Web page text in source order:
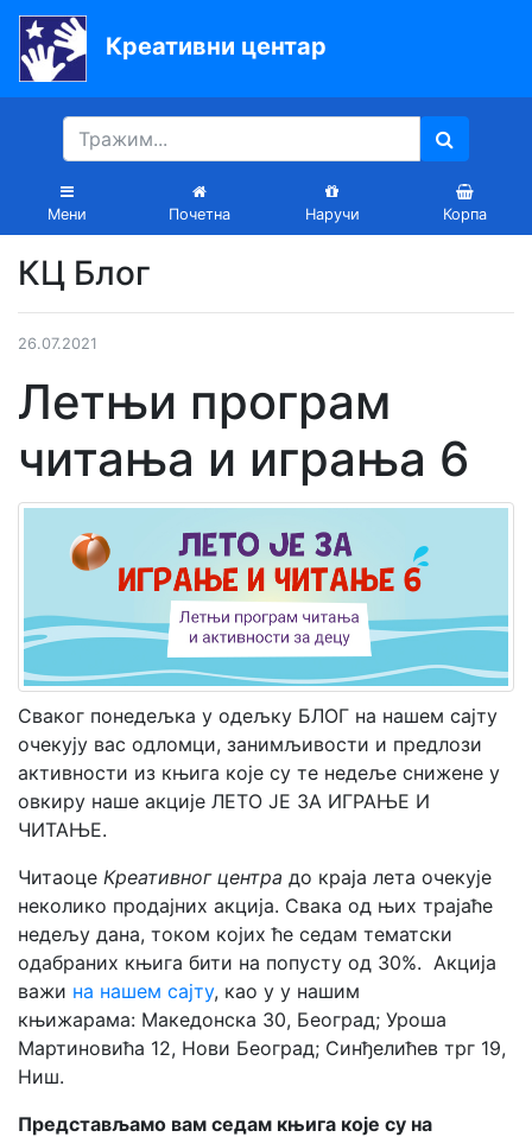
Креативни центар
Мени Почетна Наручи Корпа
Почетна
Књиге
Уџбеници
вртиће
Лектира
Акције
Latinica
налог
КЦ Блог
26.07.2021
Летњи програм
читања и играња 6
Сваког понедељка у одељку БЛОГ на нашем сајту
очекују вас одломци, занимљивости и предлози
активности из књига које су те недеље снижене у
овкиру наше акције ЛЕТО ЈЕ ЗА ИГРАЊЕ И
ЧИТАЊЕ.
Читаоце Креативног центра до краја лета очекује
неколико продајних акција. Свака од њих трајаће
недељу дана, током којих ће седам тематски
одабраних књига бити на попусту од 30%. Акција
важи на нашем сајту, као у у нашим
књижарама: Македонска 30, Београд; Уроша
Мартиновића 12, Нови Београд; Синђелићев трг 19,
Ниш.
Представљамо вам седам књига које су на